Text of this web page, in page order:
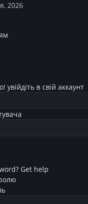
2026
увійдіть в свій аккаунт
Get help